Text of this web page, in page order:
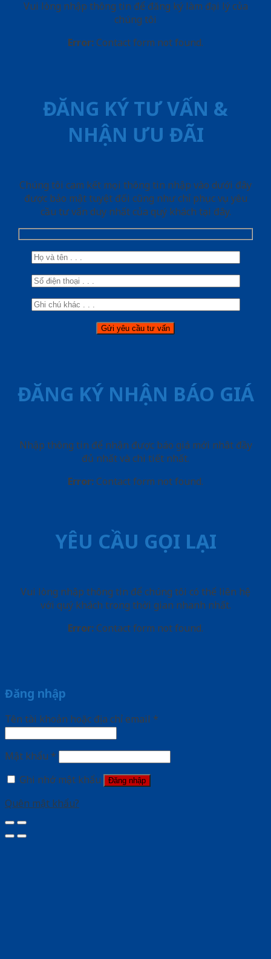
Vui lòng nhập thông tin để đăng ký làm đại lý của
chúng tôi
Error: Contact form not found.
ĐĂNG KÝ TƯ VẤN &
NHẬN ƯU ĐÃI
Chúng tôi cam kết mọi thông tin nhập vào dưới đây
được bảo mật tuyệt đối cũng như chỉ phục vụ yêu
cầu tư vấn duy nhất của quý khách tại đây.
ĐĂNG KÝ NHẬN BÁO GIÁ
Nhập thông tin để nhận được báo giá mới nhât đầy
đủ nhất và chi tiết nhất.
Error: Contact form not found.
YÊU CẦU GỌI LẠI
Vui lòng nhập thông tin để chúng tôi có thể liên hệ
với quý khách trong thời gian nhanh nhất.
Error: Contact form not found.
Đăng nhập
Tên tài khoản hoặc địa chỉ email *
Mật khẩu *
Ghi nhớ mật khẩu
Đăng nhập
Quên mật khẩu?